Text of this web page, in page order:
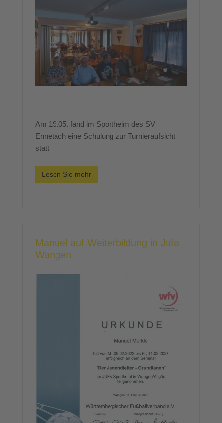
Am 19.05. fand im Sportheim des SV
Ennetach eine Schulung zur Turnieraufsicht
statt
Lesen Sie mehr
Manuel auf Weiterbildung in Jufa
Wangen